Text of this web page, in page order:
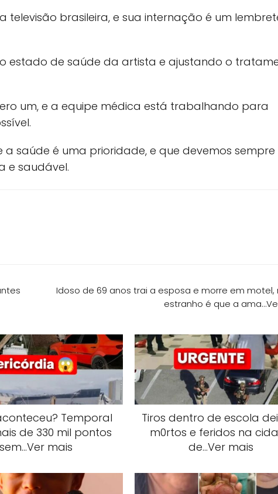
brasileira, e sua internação é um
estado de saúde da artista e ajustando o
um, e a equipe médica está trabalhando para
saúde é uma prioridade, e que devemos
e saudável.
Idoso de 69 anos trai a esposa e morre em motel,
estranho é que a
Temporal
de 330 mil pontos
sem…Ver mais
Tiros dentro de escola
m0rtos e feridos na
de…Ver mais